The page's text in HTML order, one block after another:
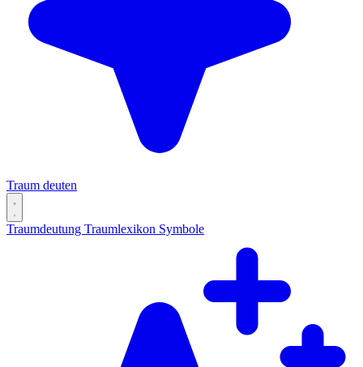
Traum deuten
Traumdeutung Traumlexikon Symbole